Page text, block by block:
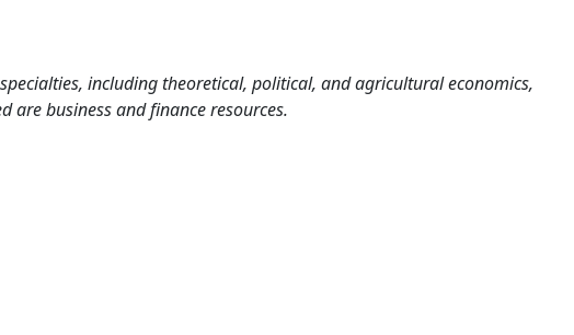
including theoretical, political, and agricultural economics,
are business and finance resources.